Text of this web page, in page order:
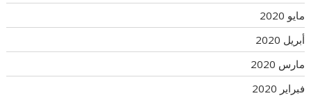
مايو 2020
أبريل 2020
مارس 2020
فبراير 2020